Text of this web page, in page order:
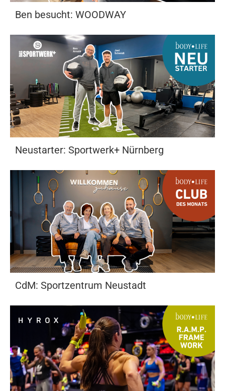
Ben besucht: WOODWAY
Neustarter: Sportwerk+ Nürnberg
CdM: Sportzentrum Neustadt